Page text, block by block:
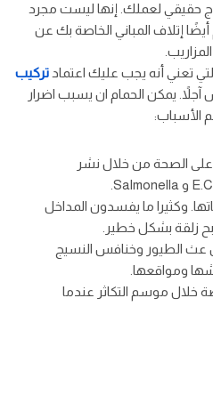
حقيقي لعملك. إنها ليست مجرد
إتلاف المباني الخاصة بك عن
تعني أنه يجب عليك اعتماد تركيب
آجلاً. يمكن الحمام ان يسبب اضرار
الأسباب:
الصحة من خلال نشر
وكثيرا ما يفسدون المداخل
زلقة بشكل خطير.
عث الطيور وخنافس النسيج
ومواقعها.
خلال موسم التكاثر عندما